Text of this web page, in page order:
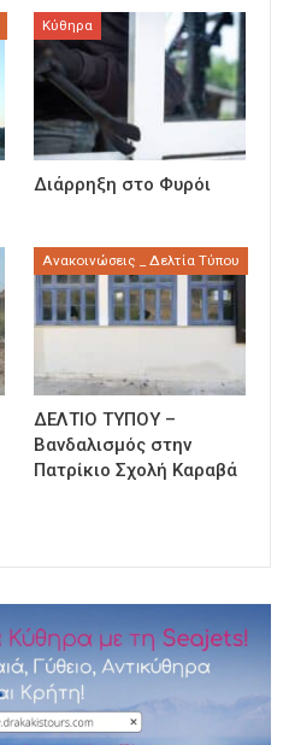
Κύθηρα
Διάρρηξη στο Φυρόι
Ανακοινώσεις _ Δελτία Τύπου
ΔΕΛΤΙΟ ΤΥΠΟΥ –
Βανδαλισμός στην
Πατρίκιο Σχολή Καραβά